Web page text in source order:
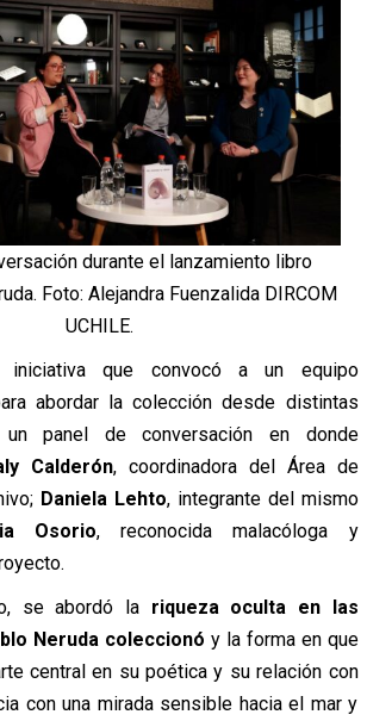
durante el lanzamiento libro
Foto: Alejandra Fuenzalida DIRCOM
UCHILE.
que convocó a un equipo
abordar la colección desde distintas
un panel de conversación en donde
Calderón, coordinadora del Área de
Daniela Lehto, integrante del mismo
Osorio, reconocida malacóloga y
se abordó la riqueza oculta en las
Neruda coleccionó y la forma en que
central en su poética y su relación con
con una mirada sensible hacia el mar y